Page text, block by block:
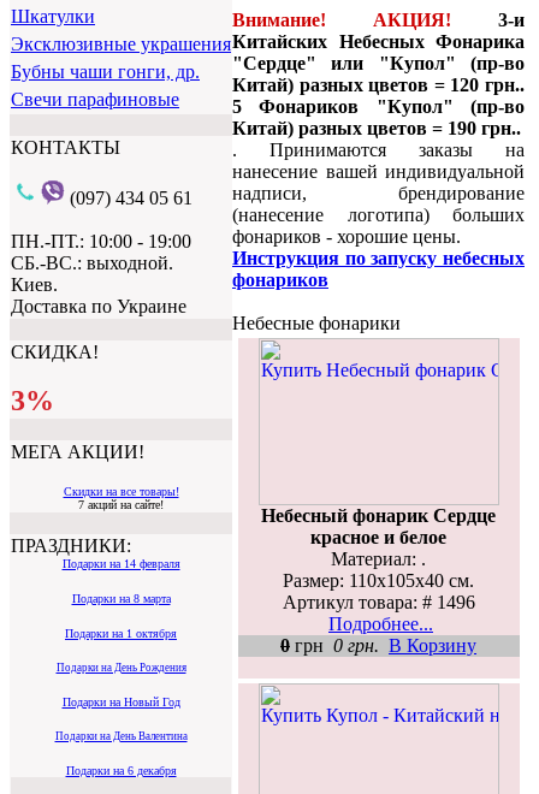
Шкатулки
Эксклюзивные украшения
Бубны чаши гонги, др.
Свечи парафиновые
КОНТАКТЫ
(097) 434 05 61
ПН.-ПТ.: 10:00 - 19:00
СБ.-ВС.: выходной.
Киев.
Доставка по Украине
СКИДКА!
3%
МЕГА АКЦИИ!
Скидки на все товары!
7 акций на сайте!
ПРАЗДНИКИ:
Подарки на 14 февраля
Подарки на 8 марта
Подарки на 1 октября
Подарки на День Рождения
Подарки на Новый Год
Подарки на День Валентина
Подарки на 6 декабря
Внимание! АКЦИЯ!
3-и
Китайских Небесных Фонарика
"Сердце" или "Купол" (пр-во
Китай) разных цветов = 120 грн..
5 Фонариков "Купол" (пр-во
Китай) разных цветов = 190 грн..
. Принимаются заказы на
нанесение вашей индивидуальной
надписи, брендирование
(нанесение логотипа) больших
фонариков - хорошие цены.
Инструкция по запуску небесных
фонариков
Небесные фонарики
Небесный фонарик Сердце
красное и белое
Материал: .
Размер: 110х105х40 см.
Артикул товара: # 1496
Подробнее...
0 грн 0 грн. В Корзину